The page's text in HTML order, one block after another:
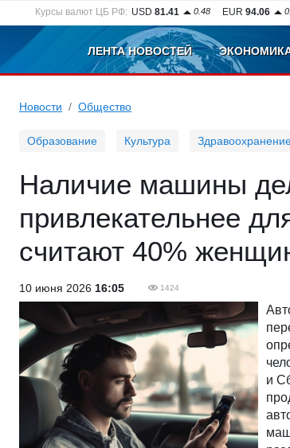
Курсы валют ЦБ РФ: USD 81.41 0.48 EUR 94.06
ЛЕНТА НОВОСТЕЙ
Новости Общество
Образование Культура
Наличие машины
привлекательнее
считают 40%
10 июня 2026 16:05 1424
и